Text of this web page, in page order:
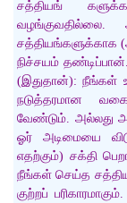
சத்தியங்
வழங்குவதில்லை.
சத்தியங்களுக்காக
நிச்சயம் தண்டிப்பான்.
(இதுதான்): நீங்கள்
நடுத்தரமான
வேண்டும். அல்லது
ஓர் அடிமையை
எதற்கும்) சக்தி
நீங்கள் செய்த
குற்றப்